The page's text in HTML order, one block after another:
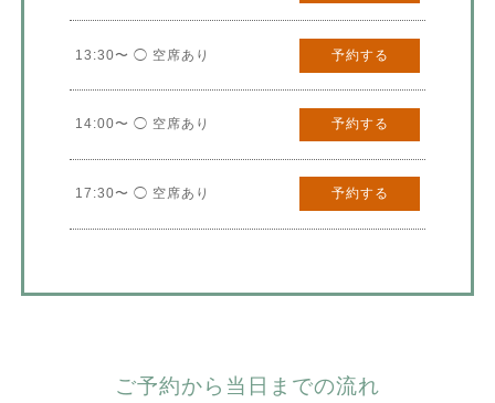
13:30〜 ◯ 空席あり 予約する
14:00〜 ◯ 空席あり 予約する
17:30〜 ◯ 空席あり 予約する
ご予約から当日までの流れ